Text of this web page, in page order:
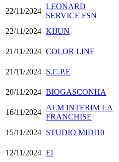
22/11/2024
LEONARD
SERVICE FSN
22/11/2024 KIJUN
21/11/2024 COLOR LINE
21/11/2024 S.C.P.E
20/11/2024 BIOGASCONHA
16/11/2024
ALM INTERIM LA
FRANCHISE
15/11/2024 STUDIO MIDI10
12/11/2024 Ei